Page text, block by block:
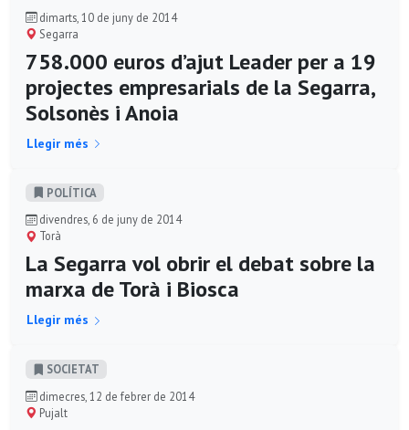
dimarts, 10 de juny de 2014
Segarra
758.000 euros d’ajut Leader per a 19
projectes empresarials de la Segarra,
Solsonès i Anoia
Llegir més
POLÍ­TICA
divendres, 6 de juny de 2014
Torà
La Segarra vol obrir el debat sobre la
marxa de Torà i Biosca
Llegir més
SOCIETAT
dimecres, 12 de febrer de 2014
Pujalt